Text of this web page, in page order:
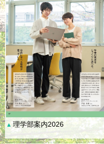
▲理学部案内2026